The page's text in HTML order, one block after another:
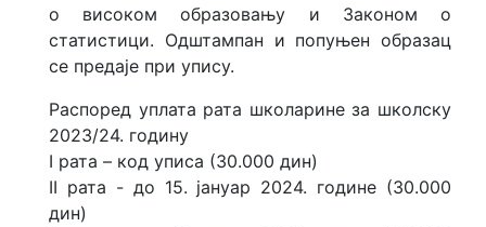
о високом образовању и Законом о
статистици. Одштампан и попуњен образац
се предаје при упису.
Распоред уплата рата школарине за школску
2023/24. годину
I рата – код уписа (30.000 дин)
II рата - до 15. јануар 2024. године (30.000
дин)